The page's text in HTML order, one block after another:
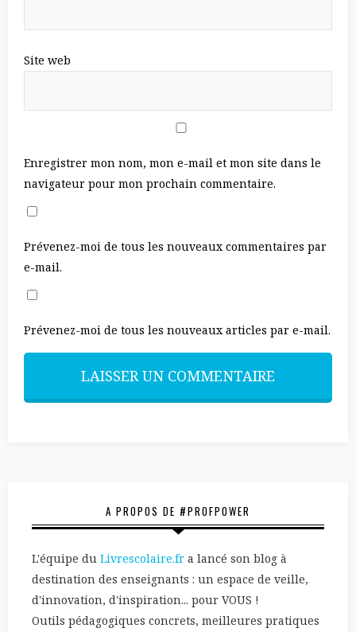
Site web
Enregistrer mon nom, mon e-mail et mon site dans le
navigateur pour mon prochain commentaire.
Prévenez-moi de tous les nouveaux commentaires par
e-mail.
Prévenez-moi de tous les nouveaux articles par e-mail.
A PROPOS DE #PROFPOWER
L'équipe du Livrescolaire.fr a lancé son blog à
destination des enseignants : un espace de veille,
d'innovation, d'inspiration... pour VOUS !
Outils pédagogiques concrets, meilleures pratiques